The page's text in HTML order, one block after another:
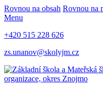
Rovnou na obsah Rovnou na
Menu
+420 515 228 626
zs.unanov@skolyjm.cz